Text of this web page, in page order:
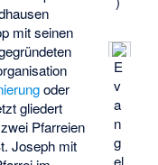
E
v
a
n
g
el
mit seinen
oder
gliedert
Pfarreien
Joseph mit